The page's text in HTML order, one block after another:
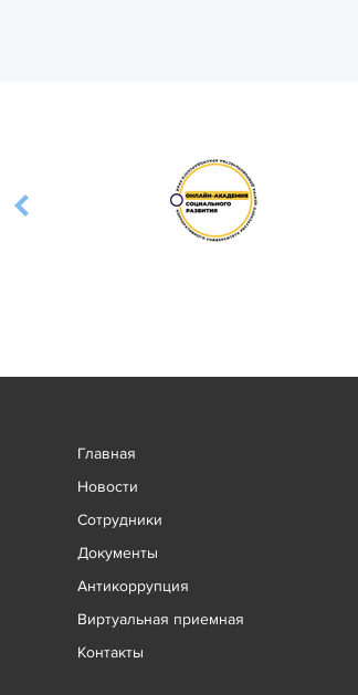
Главная
Новости
Сотрудники
Документы
Антикоррупция
Виртуальная приемная
Контакты